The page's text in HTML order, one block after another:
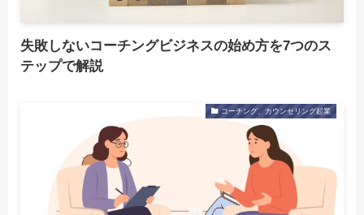
失敗しないコーチングビジネスの始め方を7つのス
テップで解説
コーチング、カウンセリング起業